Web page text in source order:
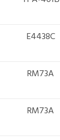
E4438C
RM73A
RM73A